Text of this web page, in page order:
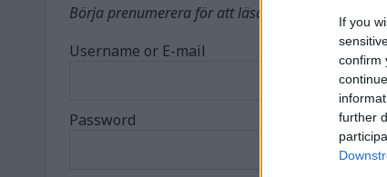
If you
confirm
further
Börja prenumerera för att läsa detta innehåll.
Username or E-mail
Password